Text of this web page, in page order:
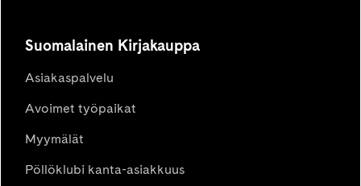
Suomalainen Kirjakauppa
Asiakaspalvelu
Avoimet työpaikat
Myymälät
Pöllöklubi kanta-asiakkuus